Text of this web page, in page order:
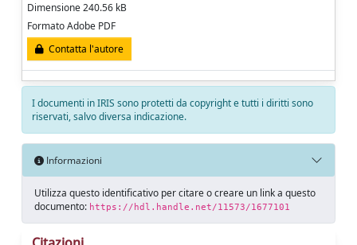
Dimensione 240.56 kB
Formato Adobe PDF
Contatta l'autore
I documenti in IRIS sono protetti da copyright e tutti i diritti sono
riservati, salvo diversa indicazione.
Informazioni
Utilizza questo identificativo per citare o creare un link a questo
documento: https://hdl.handle.net/11573/1677101